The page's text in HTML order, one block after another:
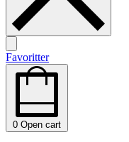
Favoritter
0 Open cart